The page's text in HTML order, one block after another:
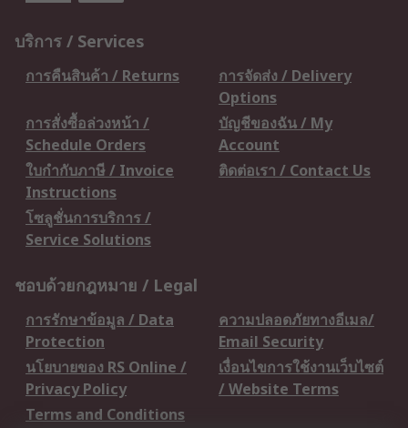
บริการ / Services
การคืนสินค้า / Returns
การจัดส่ง / Delivery
Options
การสั่งซื้อล่วงหน้า /
Schedule Orders
บัญชีของฉัน / My
Account
ใบกำกับภาษี / Invoice
Instructions
ติดต่อเรา / Contact Us
โซลูชั่นการบริการ /
Service Solutions
ชอบด้วยกฎหมาย / Legal
การรักษาข้อมูล / Data
Protection
ความปลอดภัยทางอีเมล/
Email Security
นโยบายของ RS Online /
Privacy Policy
เงื่อนไขการใช้งานเว็บไซต์
/ Website Terms
Terms and Conditions